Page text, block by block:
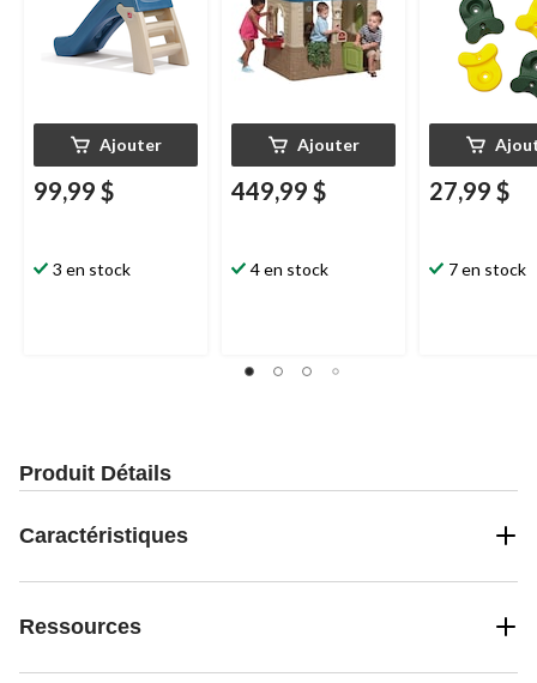
Ajouter
99,99 $
3 en stock
Ajouter
449,99 $
4 en stock
27,99 $
7 en stock
Produit Détails
Caractéristiques
Ressources